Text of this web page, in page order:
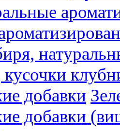
добавки
добавки